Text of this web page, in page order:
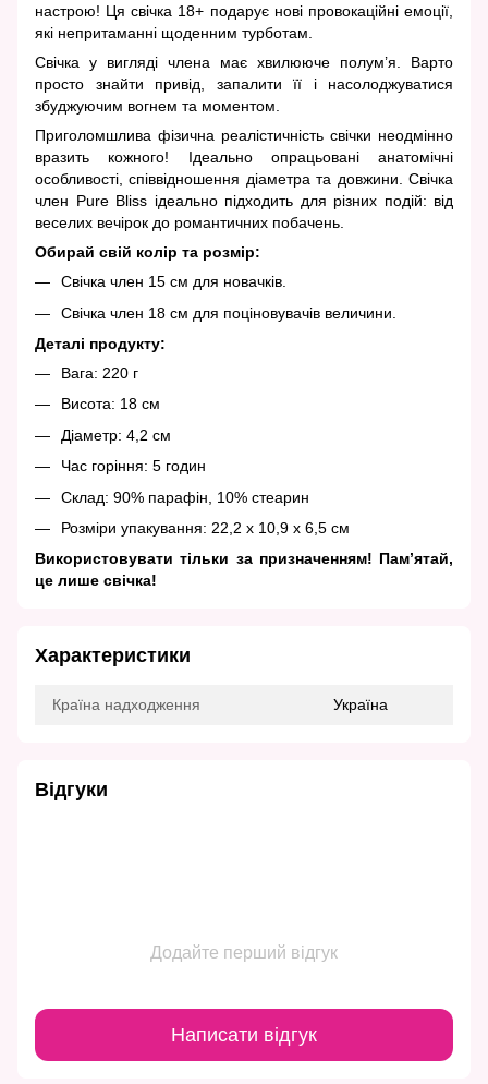
настрою! Ця свічка 18+ подарує нові провокаційні емоції,
які непритаманні щоденним турботам.
Свічка у вигляді члена має хвилююче полум’я. Варто
просто знайти привід, запалити її і насолоджуватися
збуджуючим вогнем та моментом.
Приголомшлива фізична реалістичність свічки неодмінно
вразить кожного! Ідеально опрацьовані анатомічні
особливості, співвідношення діаметра та довжини. Свічка
член Pure Bliss ідеально підходить для різних подій: від
веселих вечірок до романтичних побачень.
Обирай свій колір та розмір:
Свічка член 15 см для новачків.
Свічка член 18 см для поціновувачів величини.
Деталі продукту:
Вага: 220 г
Висота: 18 см
Діаметр: 4,2 см
Час горіння: 5 годин
Склад: 90% парафін, 10% стеарин
Розміри упакування: 22,2 x 10,9 x 6,5 см
Використовувати тільки за призначенням! Пам’ятай,
це лише свічка!
Характеристики
Країна надходження Україна
Відгуки
Додайте перший відгук
Написати відгук